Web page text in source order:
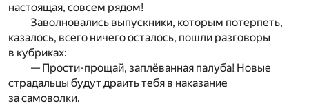
настоящая, совсем рядом!
Заволновались выпускники, которым потерпеть,
казалось, всего ничего осталось, пошли разговоры
в кубриках:
— Прости-прощай, заплёванная палуба! Новые
страдальцы будут драить тебя в наказание
за самоволки.